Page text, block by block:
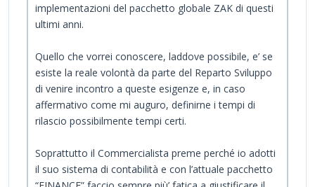
implementazioni del pacchetto globale ZAK di questi
ultimi anni.
Quello che vorrei conoscere, laddove possibile, e’ se
esiste la reale volontà da parte del Reparto Sviluppo
di venire incontro a queste esigenze e, in caso
affermativo come mi auguro, definirne i tempi di
rilascio possibilmente tempi certi.
Soprattutto il Commercialista preme perché io adotti
il suo sistema di contabilità e con l’attuale pacchetto